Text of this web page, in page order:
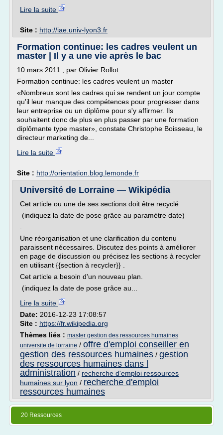
Lire la suite
Site : http://iae.univ-lyon3.fr
Formation continue: les cadres veulent un
master | Il y a une vie après le bac
10 mars 2011 , par Olivier Rollot
Formation continue: les cadres veulent un master
«Nombreux sont les cadres qui se rendent un jour compte
qu'il leur manque des compétences pour progresser dans
leur entreprise ou un diplôme pour s'y affirmer. Ils
souhaitent donc de plus en plus passer par une formation
diplômante type master», constate Christophe Boisseau, le
directeur marketing de...
Lire la suite
Site : http://orientation.blog.lemonde.fr
Université de Lorraine — Wikipédia
Cet article ou une de ses sections doit être recyclé
(indiquez la date de pose grâce au paramètre date)
Une réorganisation et une clarification du contenu
paraissent nécessaires. Discutez des points à améliorer
en page de discussion ou précisez les sections à recycler
en utilisant {{section à recycler}} .
Cet article a besoin d'un nouveau plan.
(indiquez la date de pose grâce au...
Lire la suite
Date: 2016-12-23 17:08:57
Site : https://fr.wikipedia.org
Thèmes liés : master gestion des ressources humaines
universite de lorraine / offre d'emploi conseiller en
gestion des ressources humaines / gestion
des ressources humaines dans l
administration / recherche d'emploi ressources
humaines sur lyon / recherche d'emploi
ressources humaines
20 Ressources